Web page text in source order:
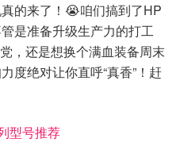
的来了！😭咱们搞到了HP
是准备升级生产力的打工
，还是想换个满血装备周末
度绝对让你直呼“真香”！赶
型号推荐